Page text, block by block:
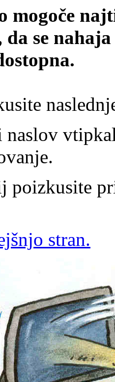
mogoče
da se
naslov
poizkusite
stran.